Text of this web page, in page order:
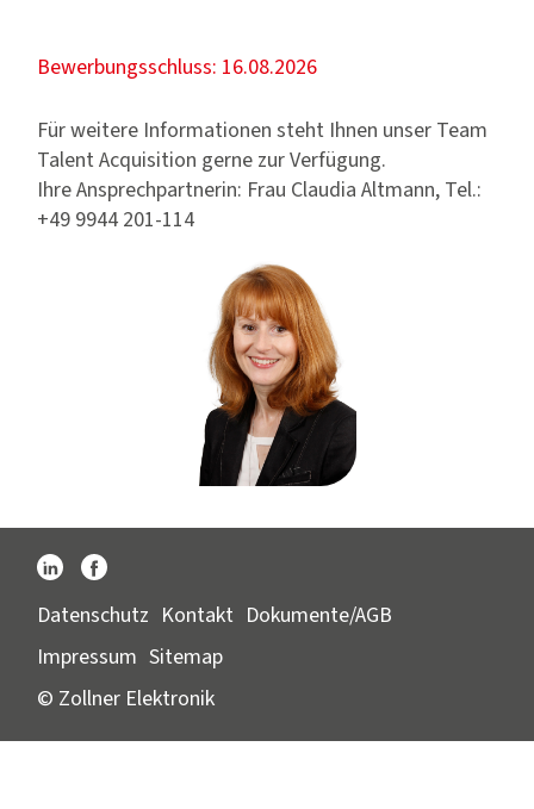
Bewerbungsschluss: 16.08.2026
Für weitere Informationen steht Ihnen unser Team
Talent Acquisition gerne zur Verfügung.
Ihre Ansprechpartnerin: Frau Claudia Altmann, Tel.:
+49 9944 201-114
Datenschutz Kontakt Dokumente/AGB
Impressum Sitemap
© Zollner Elektronik